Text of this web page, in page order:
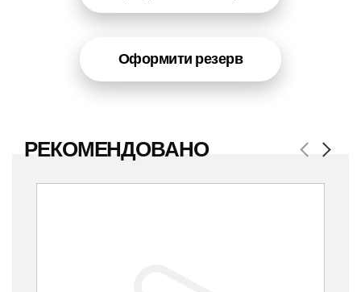
Оформити резерв
РЕКОМЕНДОВАНО Previous
Next